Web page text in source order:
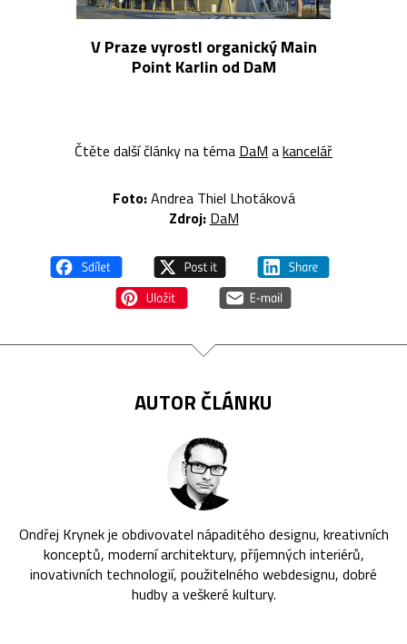
V Praze vyrostl organický Main
Point Karlin od DaM
Čtěte další články na téma DaM akancelář
Foto:Andrea Thiel Lhotáková
Zdroj: DaM
AUTOR ČLÁNKU
Ondřej Krynek je obdivovatel nápaditého designu, kreativních
konceptů, moderní architektury, příjemných interiérů,
inovativních technologií, použitelného webdesignu, dobré
hudby a veškeré kultury.